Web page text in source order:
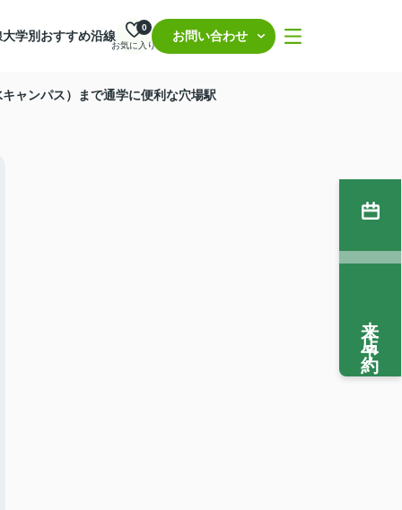
大学別おすすめ沿線
お気に入り
0
お問い合わせ
ャンパス）まで通学に便利な穴場駅
来店予約